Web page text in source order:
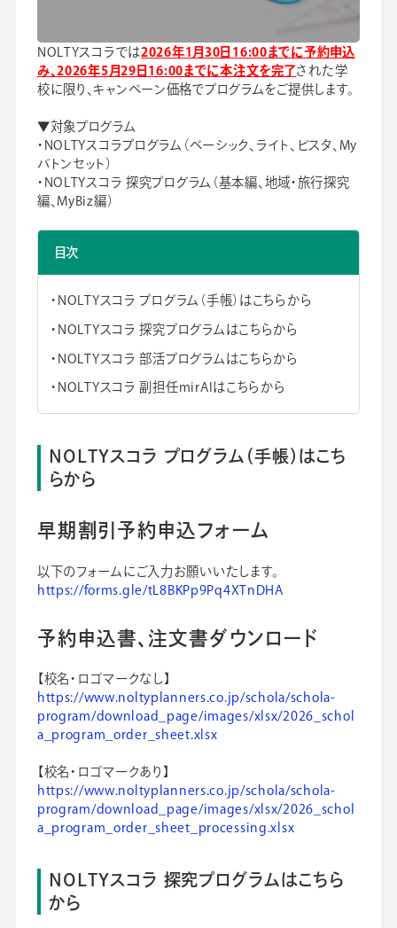
会社情報 グループ会社プライバシーポリシー個人情報保護法利用規約
採用情報
NOLTYスコラでは2026年1月30日16:00までに予約申込
み、2026年5月29日16:00までに本注文を完了された学
校に限り、キャンペーン価格でプログラムをご提供します。
▼対象プログラム
・NOLTYスコラプログラム（ベーシック、ライト、ビスタ、My
バトンセット）
・NOLTYスコラ 探究プログラム（基本編、地域・旅行探究
編、MyBiz編）
目次
NOLTYスコラ プログラム（手帳）はこちらから
NOLTYスコラ 探究プログラムはこちらから
NOLTYスコラ 部活プログラムはこちらから
NOLTYスコラ 副担任mirAIはこちらから
NOLTYスコラ プログラム（手帳）はこち
らから
早期割引予約申込フォーム
以下のフォームにご入力お願いいたします。
https://forms.gle/tL8BKPp9Pq4XTnDHA
予約申込書、注文書ダウンロード
【校名・ロゴマークなし】
https://www.noltyplanners.co.jp/schola/schola-
program/download_page/images/xlsx/2026_schol
a_program_order_sheet.xlsx
【校名・ロゴマークあり】
https://www.noltyplanners.co.jp/schola/schola-
program/download_page/images/xlsx/2026_schol
a_program_order_sheet_processing.xlsx
NOLTYスコラ 探究プログラムはこちら
から